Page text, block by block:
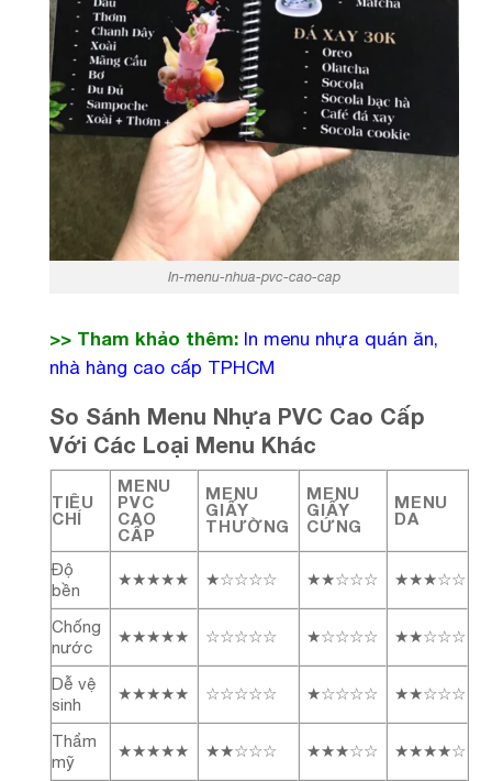
In-menu-nhua-pvc-cao-cap
>> Tham khảo thêm: In menu nhựa quán ăn,
nhà hàng cao cấp TPHCM
So Sánh Menu Nhựa PVC Cao Cấp
Với Các Loại Menu Khác
TIÊU
CHÍ
MENU
PVC
CAO
CẤP
MENU
GIẤY
THƯỜNG
MENU
GIẤY
CỨNG
MENU
DA
Độ
bền
★★★★★ ★☆☆☆☆ ★★☆☆☆ ★★★☆☆
Chống
nước
★★★★★ ☆☆☆☆☆ ★☆☆☆☆ ★★☆☆☆
Dễ vệ
sinh
★★★★★ ☆☆☆☆☆ ★☆☆☆☆ ★★☆☆☆
Thẩm
mỹ
★★★★★ ★★☆☆☆ ★★★☆☆ ★★★★☆